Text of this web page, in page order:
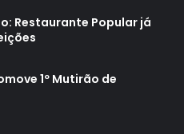
Restaurante Popular já
1º Mutirão de